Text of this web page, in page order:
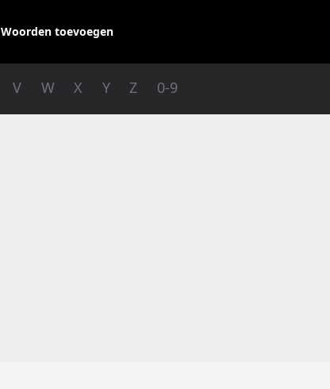
Woorden toevoegen
V W X Y Z 0-9